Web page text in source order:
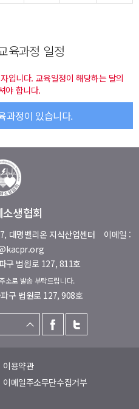
육과정 일정
입니다. 교육일정이 해당하는 달의
야 합니다.
과정이 있습니다.
생협회
대명벨리온 지식산업센터 이메일 :
구 법원로 127, 811호
소로 발송 부탁드립니다.
구 법원로 127, 908호
이용약관
이메일주소무단수집거부